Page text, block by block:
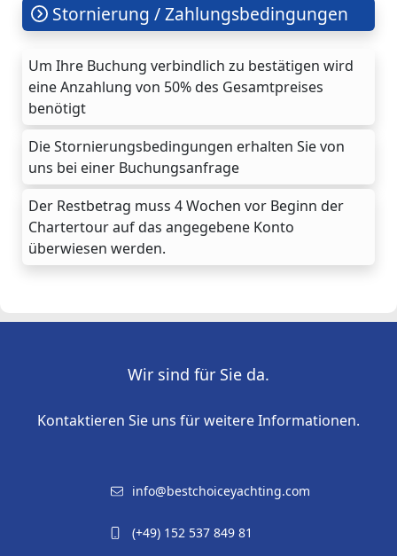
Stornierung / Zahlungsbedingungen
Um Ihre Buchung verbindlich zu bestätigen wird
eine Anzahlung von 50% des Gesamtpreises
benötigt
Die Stornierungsbedingungen erhalten Sie von
uns bei einer Buchungsanfrage
Der Restbetrag muss 4 Wochen vor Beginn der
Chartertour auf das angegebene Konto
überwiesen werden.
Wir sind für Sie da.
Kontaktieren Sie uns für weitere Informationen.
info@bestchoiceyachting.com
(+49) 152 537 849 81